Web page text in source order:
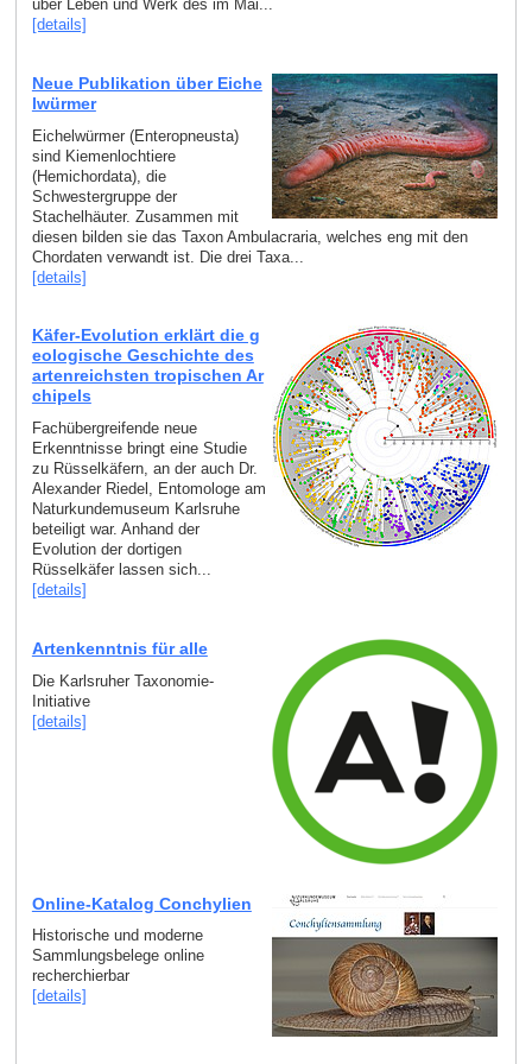
über Leben und Werk des im Mai...
[details]
Neue Publikation über Eiche
lwürmer
Eichelwürmer (Enteropneusta)
sind Kiemenlochtiere
(Hemichordata), die
Schwestergruppe der
Stachelhäuter. Zusammen mit
diesen bilden sie das Taxon Ambulacraria, welches eng mit den
Chordaten verwandt ist. Die drei Taxa...
[details]
Käfer-Evolution erklärt die g
eologische Geschichte des
artenreichsten tropischen Ar
chipels
Fachübergreifende neue
Erkenntnisse bringt eine Studie
zu Rüsselkäfern, an der auch Dr.
Alexander Riedel, Entomologe am
Naturkundemuseum Karlsruhe
beteiligt war. Anhand der
Evolution der dortigen
Rüsselkäfer lassen sich...
[details]
Artenkenntnis für alle
Die Karlsruher Taxonomie-
Initiative
[details]
Online-Katalog Conchylien
Historische und moderne
Sammlungsbelege online
recherchierbar
[details]